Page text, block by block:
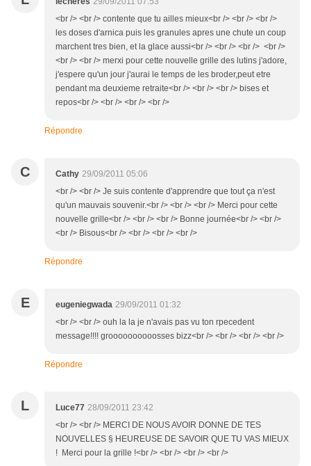
<br /> <br /> contente que tu ailles mieux<br /> <br /> <br />
les doses d'arnica puis les granules apres une chute un coup
marchent tres bien, et la glace aussi<br /> <br /> <br /> <br />
<br /> <br /> merxi pour cette nouvelle grille des lutins j'adore,
j'espere qu'un jour j'aurai le temps de les broder,peut etre
pendant ma deuxieme retraite<br /> <br /> <br /> bises et
repos<br /> <br /> <br /> <br />
Répondre
C Cathy 29/09/2011 05:06
<br /> <br /> Je suis contente d'apprendre que tout ça n'est
qu'un mauvais souvenir.<br /> <br /> <br /> Merci pour cette
nouvelle grille<br /> <br /> <br /> Bonne journée<br /> <br />
<br /> Bisous<br /> <br /> <br /> <br />
Répondre
E eugeniegwada 29/09/2011 01:32
<br /> <br /> ouh la la je n'avais pas vu ton rpecedent
message!!!! groooooooooosses bizz<br /> <br /> <br /> <br />
Répondre
L Luce77 28/09/2011 23:42
<br /> <br /> MERCI DE NOUS AVOIR DONNE DE TES
NOUVELLES § HEUREUSE DE SAVOIR QUE TU VAS MIEUX
! Merci pour la grille !<br /> <br /> <br /> <br />